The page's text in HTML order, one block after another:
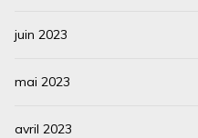
juin 2023
mai 2023
avril 2023